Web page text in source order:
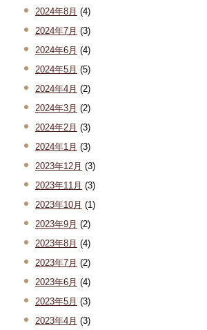
2024年8月 (4)
2024年7月 (3)
2024年6月 (4)
2024年5月 (5)
2024年4月 (2)
2024年3月 (2)
2024年2月 (3)
2024年1月 (3)
2023年12月 (3)
2023年11月 (3)
2023年10月 (1)
2023年9月 (2)
2023年8月 (4)
2023年7月 (2)
2023年6月 (4)
2023年5月 (3)
2023年4月 (3)